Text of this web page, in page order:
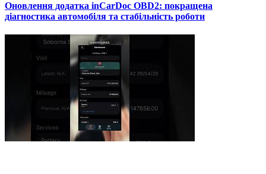
Оновлення додатка inCarDoc OBD2: покращена
діагностика автомобіля та стабільність роботи